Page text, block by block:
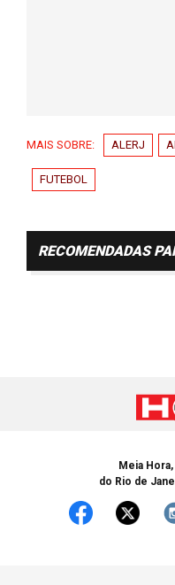
MAIS SOBRE: ALERJ
FUTEBOL
RECOMENDADAS
Meia
do Rio de